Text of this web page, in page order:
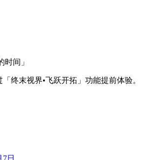
间」
终末视界•飞跃开拓」功能提前体验。